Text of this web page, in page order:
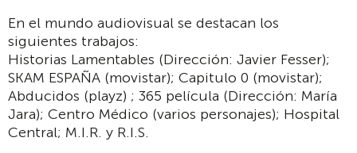
En el mundo audiovisual se destacan los
siguientes trabajos:
Historias Lamentables (Dirección: Javier Fesser);
SKAM ESPAÑA (movistar); Capitulo 0 (movistar);
Abducidos (playz) ; 365 película (Dirección: María
Jara); Centro Médico (varios personajes); Hospital
Central; M.I.R. y R.I.S.